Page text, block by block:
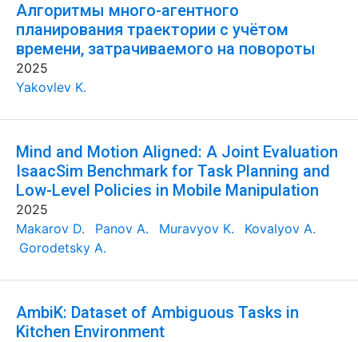
Алгоритмы много-агентного
планирования траектории с учётом
времени, затрачиваемого на повороты
2025
Yakovlev K.
Mind and Motion Aligned: A Joint Evaluation
IsaacSim Benchmark for Task Planning and
Low-Level Policies in Mobile Manipulation
2025
Makarov D.
Panov A. Muravyov K.
Kovalyov A.
Gorodetsky A.
AmbiK: Dataset of Ambiguous Tasks in
Kitchen Environment